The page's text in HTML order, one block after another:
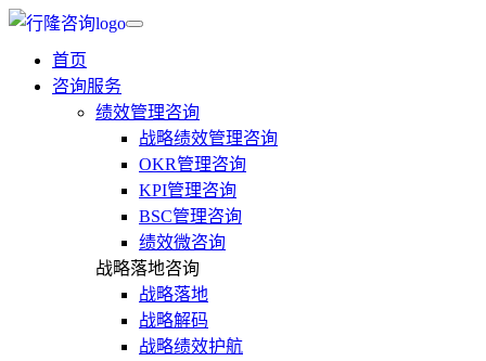
首页
咨询服务
绩效管理咨询
战略绩效管理咨询
OKR管理咨询
KPI管理咨询
BSC管理咨询
绩效微咨询
战略落地咨询
战略落地
战略解码
战略绩效护航